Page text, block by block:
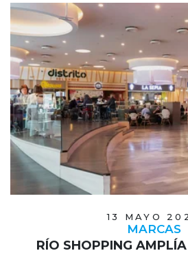
13 MAYO
MARCAS
RÍO SHOPPING